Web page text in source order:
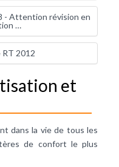
- Attention révision en
…
2012
et
dans la vie de tous les
de confort le plus